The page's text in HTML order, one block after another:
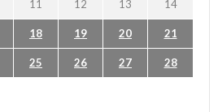
11 12 13 14
18 19 20 21
25 26 27 28